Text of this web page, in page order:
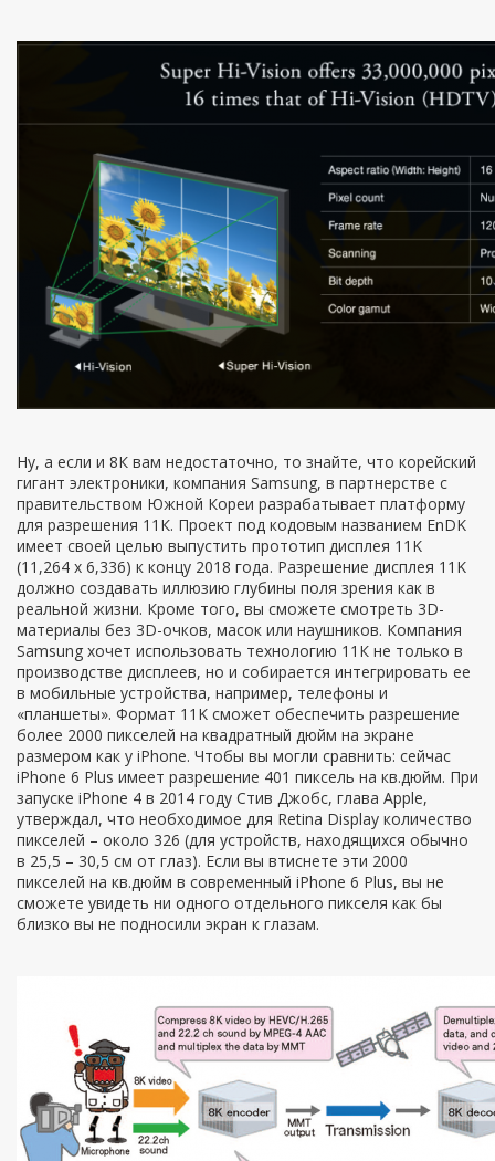
Ну, а если и 8К вам недостаточно, то знайте, что корейский
гигант электроники, компания Samsung, в партнерстве с
правительством Южной Кореи разрабатывает платформу
для разрешения 11К. Проект под кодовым названием EnDK
имеет своей целью выпустить прототип дисплея 11K
(11,264 х 6,336) к концу 2018 года. Разрешение дисплея 11K
должно создавать иллюзию глубины поля зрения как в
реальной жизни. Кроме того, вы сможете смотреть 3D-
материалы без 3D-очков, масок или наушников. Компания
Samsung хочет использовать технологию 11К не только в
производстве дисплеев, но и собирается интегрировать ее
в мобильные устройства, например, телефоны и
«планшеты». Формат 11K сможет обеспечить разрешение
более 2000 пикселей на квадратный дюйм на экране
размером как у iPhone. Чтобы вы могли сравнить: сейчас
iPhone 6 Plus имеет разрешение 401 пиксель на кв.дюйм. При
запуске iPhone 4 в 2014 году Стив Джобс, глава Apple,
утверждал, что необходимое для Retina Display количество
пикселей – около 326 (для устройств, находящихся обычно
в 25,5 – 30,5 см от глаз). Если вы втиснете эти 2000
пикселей на кв.дюйм в современный iPhone 6 Plus, вы не
сможете увидеть ни одного отдельного пикселя как бы
близко вы не подносили экран к глазам.